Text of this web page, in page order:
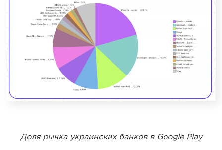
Доля рынка украинских банков в Google Play